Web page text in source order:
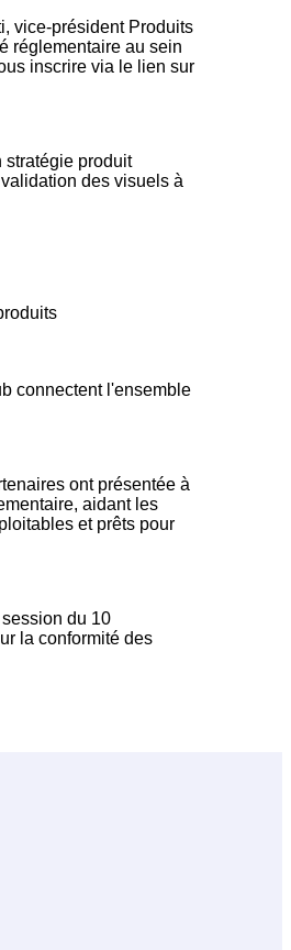
vice-président Produits
réglementaire au sein
inscrire via le lien sur
stratégie produit
des visuels à
connectent l'ensemble
ont présentée à
aidant les
et prêts pour
du 10
la conformité des